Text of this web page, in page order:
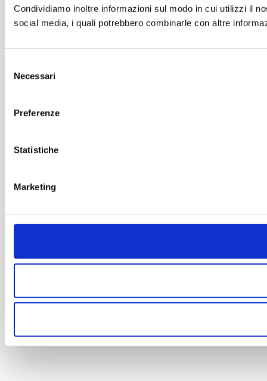
Condividiamo inoltre informazioni sul modo in cui utilizzi il
social media, i quali potrebbero combinarle con altre
delNecessari
Preferenze
Statistiche
Marketing